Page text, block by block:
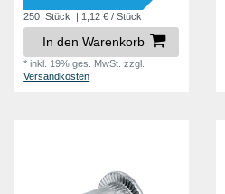
250 Stück | 1,12 € / Stück
In den Warenkorb
*inkl. 19% ges. MwSt. zzgl.
Versandkosten